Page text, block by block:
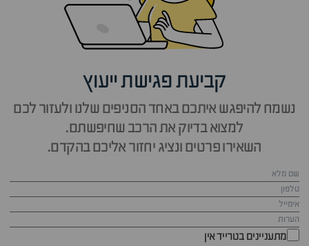
קביעת פגישת ייעוץ
נשמח להיפגש איתכם באחד הסניפים שלנו ולעזור לכם
למצוא בדיוק את הרכב שחיפשתם.
השאירו פרטים ונציג יחזור אליכם בהקדם.
מתעניינים בטרייד אין